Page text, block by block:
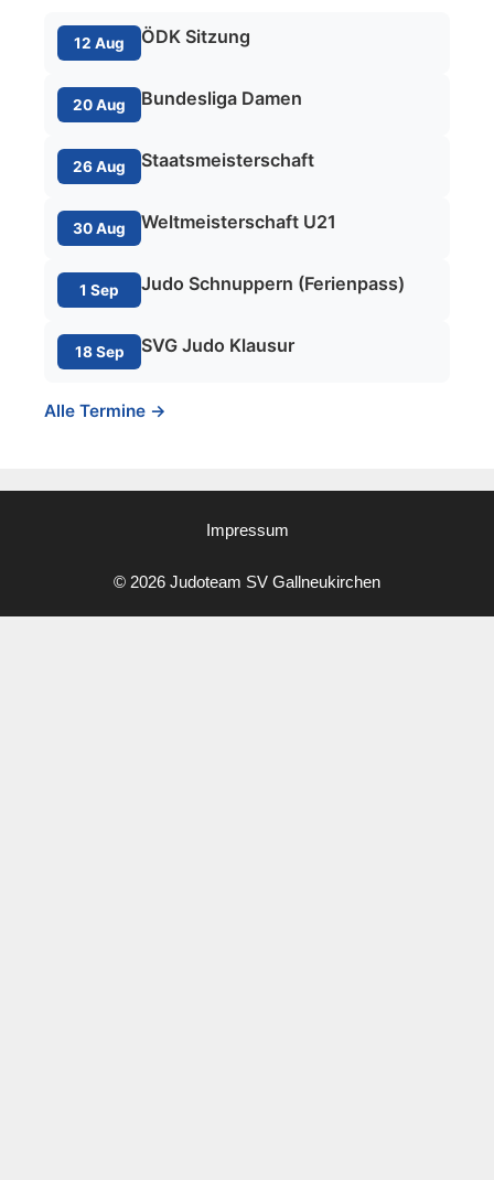
12 Aug ÖDK Sitzung
20 Aug Bundesliga Damen
26 Aug Staatsmeisterschaft
30 Aug Weltmeisterschaft U21
1 Sep Judo Schnuppern (Ferienpass)
18 Sep SVG Judo Klausur
Alle Termine →
Impressum
© 2026 Judoteam SV Gallneukirchen